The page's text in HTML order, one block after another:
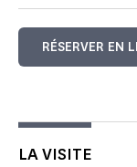
RÉSERVER EN
LA VISITE